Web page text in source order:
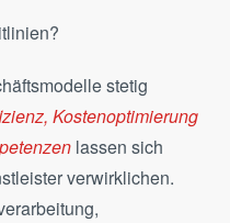
stetig
Kostenoptimierung
lassen sich
verwirklichen.